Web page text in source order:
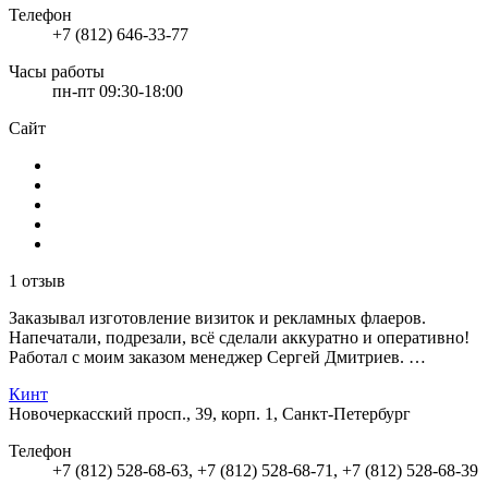
Телефон
+7 (812) 646-33-77
Часы работы
пн-пт 09:30-18:00
Сайт
1 отзыв
Заказывал изготовление визиток и рекламных флаеров.
Напечатали, подрезали, всё сделали аккуратно и оперативно!
Работал с моим заказом менеджер Сергей Дмитриев. …
Кинт
Новочеркасский просп., 39, корп. 1, Санкт-Петербург
Телефон
+7 (812) 528-68-63, +7 (812) 528-68-71, +7 (812) 528-68-39